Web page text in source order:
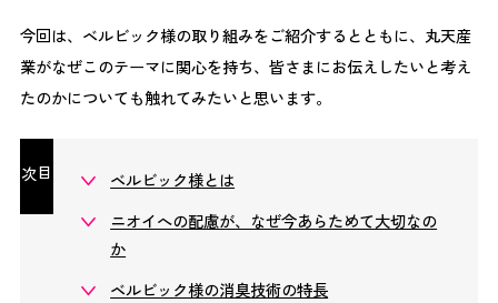
今回は、ベルビック様の取り組みをご紹介するとともに、丸天産
業がなぜこのテーマに関心を持ち、皆さまにお伝えしたいと考え
たのかについても触れてみたいと思います。
目次
ベルビック様とは
ニオイへの配慮が、なぜ今あらためて大切なの
か
ベルビック様の消臭技術の特長